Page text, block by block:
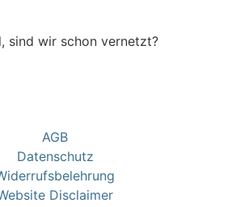
sind wir schon vernetzt?
AGB
Datenschutz
Disclaimer